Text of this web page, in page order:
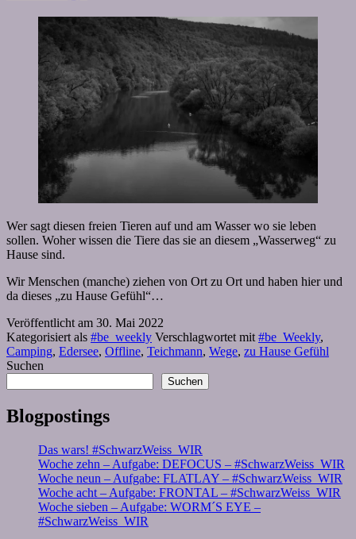
Wer sagt diesen freien Tieren auf und am Wasser wo sie leben
sollen. Woher wissen die Tiere das sie an diesem „Wasserweg“ zu
Hause sind.
Wir Menschen (manche) ziehen von Ort zu Ort und haben hier und
da dieses „zu Hause Gefühl“…
Veröffentlicht am 30. Mai 2022
Kategorisiert als #be_weekly Verschlagwortet mit #be_Weekly,
Camping, Edersee, Offline, Teichmann, Wege, zu Hause Gefühl
Suchen
Suchen
Blogpostings
Das wars! #SchwarzWeiss_WIR
Woche zehn – Aufgabe: DEFOCUS – #SchwarzWeiss_WIR
Woche neun – Aufgabe: FLATLAY – #SchwarzWeiss_WIR
Woche acht – Aufgabe: FRONTAL – #SchwarzWeiss_WIR
Woche sieben – Aufgabe: WORM´S EYE –
#SchwarzWeiss_WIR